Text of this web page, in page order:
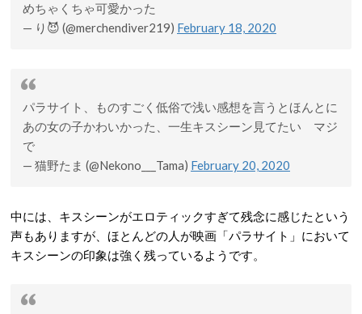
めちゃくちゃ可愛かった
— り😈 (@merchendiver219) February 18, 2020
パラサイト、ものすごく低俗で浅い感想を言うとほんとに
あの女の子かわいかった、一生キスシーン見てたい マジ
で
— 猫野たま (@Nekono___Tama) February 20, 2020
中には、キスシーンがエロティックすぎて残念に感じたという
声もありますが、ほとんどの人が映画「パラサイト」において
キスシーンの印象は強く残っているようです。